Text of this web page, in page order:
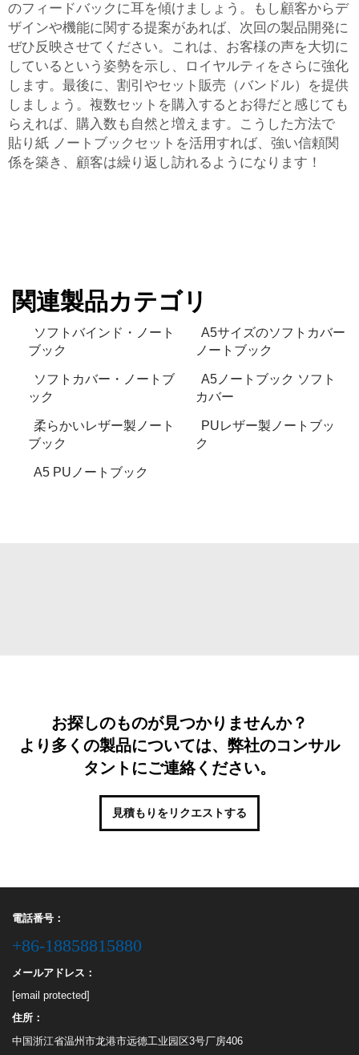
のフィードバックに耳を傾けましょう。もし顧客からデ
ザインや機能に関する提案があれば、次回の製品開発に
ぜひ反映させてください。これは、お客様の声を大切に
しているという姿勢を示し、ロイヤルティをさらに強化
します。最後に、割引やセット販売（バンドル）を提供
しましょう。複数セットを購入するとお得だと感じても
らえれば、購入数も自然と増えます。こうした方法で
貼り紙 ノートブックセットを活用すれば、強い信頼関
係を築き、顧客は繰り返し訪れるようになります！
関連製品カテゴリ
ソフトバインド・ノート
ブック
A5サイズのソフトカバー
ノートブック
ソフトカバー・ノートブ
ック
A5ノートブック ソフト
カバー
柔らかいレザー製ノート
ブック
PUレザー製ノートブッ
ク
A5 PUノートブック
お探しのものが見つかりませんか？
より多くの製品については、弊社のコンサル
タントにご連絡ください。
見積もりをリクエストする
電話番号：
+86-18858815880
メールアドレス：
[email protected]
住所：
中国浙江省温州市龙港市远德工业园区3号厂房406